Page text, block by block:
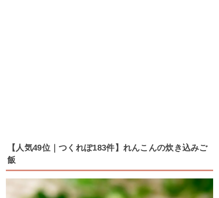
【人気49位｜つくれぽ183件】れんこんの炊き込みご
飯